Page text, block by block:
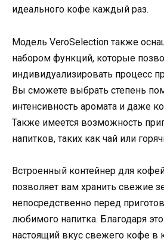
идеального кофе каждый раз.
Модель VeroSelection также
набором функций, которые
индивидуализировать процесс
Вы сможете выбрать степень
интенсивность аромата и даже
Также имеется возможность
напитков, таких как чай или
Встроенный контейнер для
позволяет вам хранить свежие
непосредственно перед
любимого напитка. Благодаря
настоящий вкус свежего кофе в